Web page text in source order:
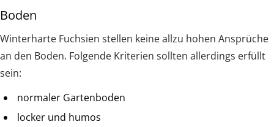
Boden
Winterharte Fuchsien stellen keine allzu hohen Ansprüche
an den Boden. Folgende Kriterien sollten allerdings erfüllt
sein:
normaler Gartenboden
locker und humos